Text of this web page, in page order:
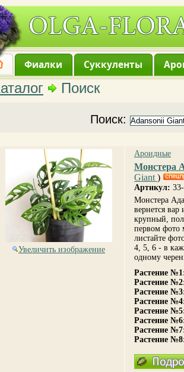
Фиалки Суккуленты
Поиск
Поиск:
Увеличить изображение
Ароидные
Монстера
Giant )
Артикул:
Монстера
вернется
крупный,
первом фото
листайте
4, 5, 6 - в
одному
Растение
Растение
Растение
Растение
Растение
Растение
Растение
Растение